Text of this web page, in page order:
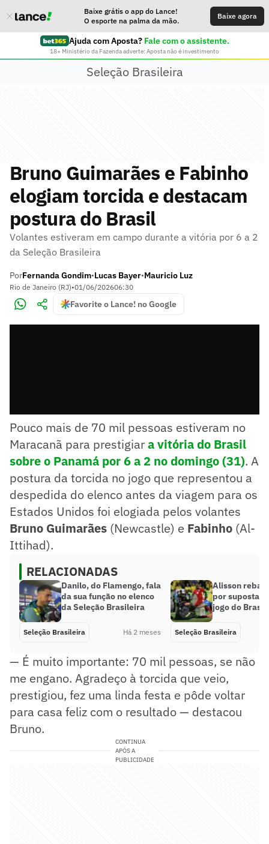
Baixe grátis o app do Lance!
O esporte na palma da mão.
Baixe agora
Ajuda com Aposta? Fale com o assistente.
18+ Ministério da Fazenda adverte: Aposta não é investimento
Seleção Brasileira
Bruno Guimarães e Fabinho
elogiam torcida e destacam
postura do Brasil
Volantes estiveram em campo durante a vitória por 6 a 2
da Seleção Brasileira
PorFernanda Gondim•Lucas Bayer•Mauricio Luz
Rio de Janeiro (RJ)•01/06/202606:30
Favorite o Lance! no Google
Pouco mais de 70 mil pessoas estiveram no
Maracanã para prestigiara vitória do Brasil
sobre o Panamá por 6 a 2 no domingo (31). A
postura da torcida no jogo que representou a
despedida do elenco antes da viagem para os
Estados Unidos foi elogiada pelos volantes
Bruno Guimarães (Newcastle) e Fabinho (Al-
Ittihad).
RELACIONADAS
Danilo, do Flamengo, fala
da sua função no elenco
da Seleção Brasileira
Seleção Brasileira Há 2 meses
Alisson
por suposta
jogo do Brasil:
Seleção Brasileira
— É muito importante: 70 mil pessoas, se não
me engano. Agradeço à torcida que veio,
prestigiou, fez uma linda festa e pôde voltar
para casa feliz com o resultado — destacou
Bruno.
CONTINUA
APÓS A
PUBLICIDADE